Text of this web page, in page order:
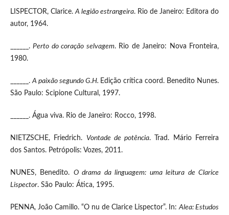
LISPECTOR, Clarice. A legião estrangeira. Rio de Janeiro: Editora do
autor, 1964.
______.Perto do coração selvagem. Rio de Janeiro: Nova Fronteira,
1980.
______. A paixão segundo G.H. Edição crítica coord. Benedito Nunes.
São Paulo: Scipione Cultural, 1997.
______. Água viva. Rio de Janeiro: Rocco, 1998.
NIETZSCHE, Friedrich. Vontade de potência. Trad. Mário Ferreira
dos Santos. Petrópolis: Vozes, 2011.
NUNES, Benedito. O drama da linguagem: uma leitura de Clarice
Lispector. São Paulo: Ática, 1995.
PENNA, João Camillo. “O nu de Clarice Lispector”. In:Alea: Estudos